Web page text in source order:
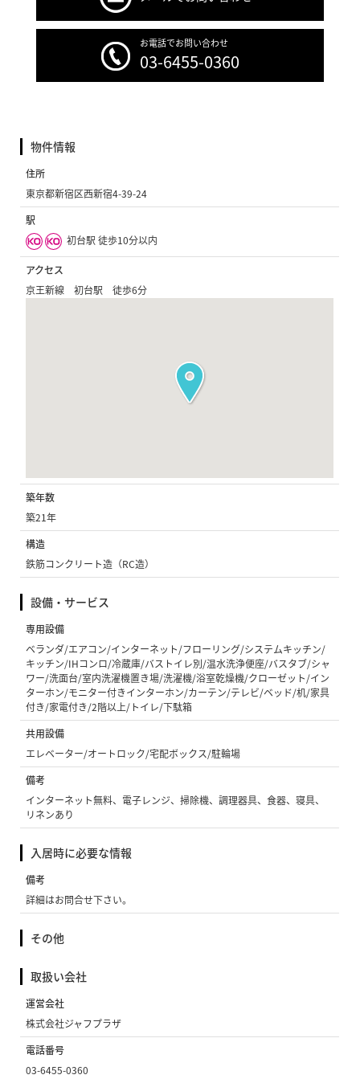
お電話でお問い合わせ
03-6455-0360
物件情報
住所
東京都新宿区西新宿4-39-24
駅
初台駅 徒歩10分以内
アクセス
京王新線 初台駅 徒歩6分
築年数
築21年
構造
鉄筋コンクリート造（RC造）
設備・サービス
専用設備
ベランダ/エアコン/インターネット/フローリング/システムキッチン/
キッチン/IHコンロ/冷蔵庫/バストイレ別/温水洗浄便座/バスタブ/シャ
ワー/洗面台/室内洗濯機置き場/洗濯機/浴室乾燥機/クローゼット/イン
ターホン/モニター付きインターホン/カーテン/テレビ/ベッド/机/家具
付き/家電付き/2階以上/トイレ/下駄箱
共用設備
エレベーター/オートロック/宅配ボックス/駐輪場
備考
インターネット無料、電子レンジ、掃除機、調理器具、食器、寝具、
リネンあり
入居時に必要な情報
備考
詳細はお問合せ下さい。
その他
取扱い会社
運営会社
株式会社ジャフプラザ
電話番号
03-6455-0360